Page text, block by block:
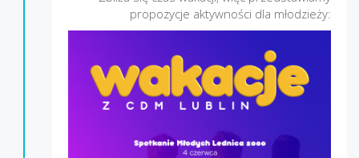
propozycje aktywności dla młodzieży: